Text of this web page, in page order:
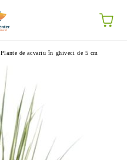
Plante de acvariu în ghiveci de 5 cm